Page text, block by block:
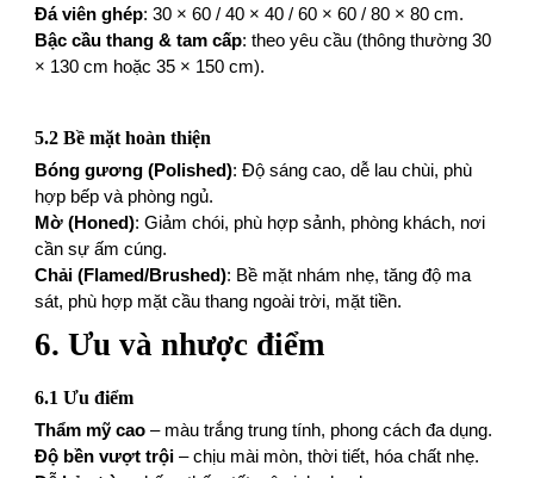
Đá viên ghép: 30 × 60 / 40 × 40 / 60 × 60 / 80 × 80 cm.
Bậc cầu thang & tam cấp: theo yêu cầu (thông thường 30
× 130 cm hoặc 35 × 150 cm).
5.2 Bề mặt hoàn thiện
Bóng gương (Polished): Độ sáng cao, dễ lau chùi, phù
hợp bếp và phòng ngủ.
Mờ (Honed): Giảm chói, phù hợp sảnh, phòng khách, nơi
cần sự ấm cúng.
Chải (Flamed/Brushed): Bề mặt nhám nhẹ, tăng độ ma
sát, phù hợp mặt cầu thang ngoài trời, mặt tiền.
6. Ưu và nhược điểm
6.1 Ưu điểm
Thẩm mỹ cao – màu trắng trung tính, phong cách đa dụng.
Độ bền vượt trội – chịu mài mòn, thời tiết, hóa chất nhẹ.